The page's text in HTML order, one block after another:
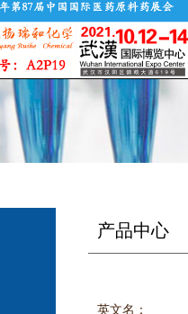
产品中心
英文名：